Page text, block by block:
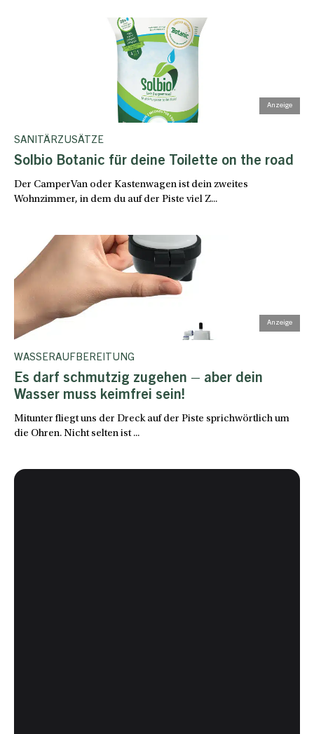
WASSERAUFBEREITUNG
Es darf schmutzig zugehen – aber dein
Wasser muss keimfrei sein!
Mitunter fliegt uns der Dreck auf der Piste sprichwörtlich um
die Ohren. Nicht selten ist ...
SANITÄRZUSÄTZE
Solbio Botanic für deine Toilette on the road
Der CamperVan oder Kastenwagen ist dein zweites
Wohnzimmer, in dem du auf der Piste viel Z...